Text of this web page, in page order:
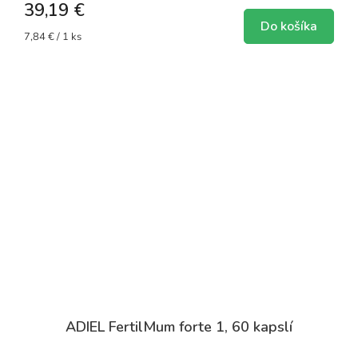
39,19 €
Jednotková
7,84 € / 1 ks
Do košíka
ADIEL FertilMum forte 1, 60 kapslí